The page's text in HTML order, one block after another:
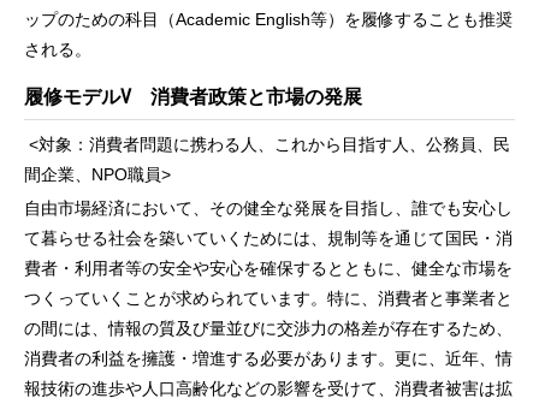
ップのための科目（Academic English等）を履修することも推奨
される。
履修モデルⅤ 消費者政策と市場の発展
<対象：消費者問題に携わる人、これから目指す人、公務員、民
間企業、NPO職員>
自由市場経済において、その健全な発展を目指し、誰でも安心し
て暮らせる社会を築いていくためには、規制等を通じて国民・消
費者・利用者等の安全や安心を確保するとともに、健全な市場を
つくっていくことが求められています。特に、消費者と事業者と
の間には、情報の質及び量並びに交渉力の格差が存在するため、
消費者の利益を擁護・増進する必要があります。更に、近年、情
報技術の進歩や人口高齢化などの影響を受けて、消費者被害は拡